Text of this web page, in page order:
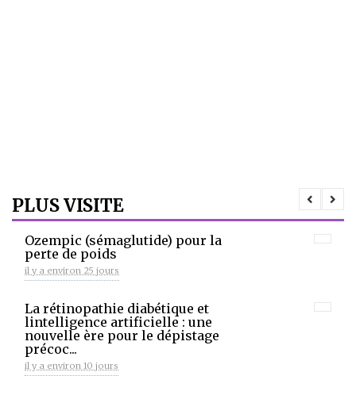
PLUS VISITE
Ozempic (sémaglutide) pour la
perte de poids
il y a environ 25 jours
La rétinopathie diabétique et
lintelligence artificielle : une
nouvelle ère pour le dépistage
précoc...
il y a environ 10 jours